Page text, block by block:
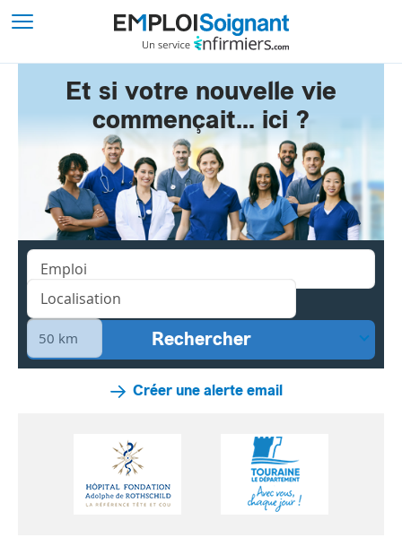
Et si votre nouvelle vie
commençait... ici ?
Créer une alerte email